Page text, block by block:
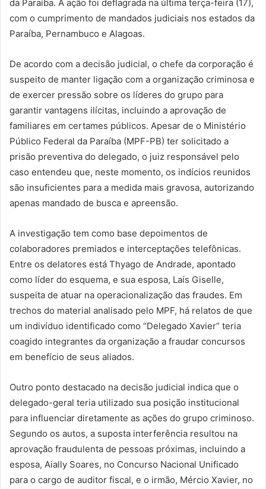
da Paraíba. A ação foi deflagrada na última terça-feira (17),
com o cumprimento de mandados judiciais nos estados da
Paraíba, Pernambuco e Alagoas.
De acordo com a decisão judicial, o chefe da corporação é
suspeito de manter ligação com a organização criminosa e
de exercer pressão sobre os líderes do grupo para
garantir vantagens ilícitas, incluindo a aprovação de
familiares em certames públicos. Apesar de o Ministério
Público Federal da Paraíba (MPF-PB) ter solicitado a
prisão preventiva do delegado, o juiz responsável pelo
caso entendeu que, neste momento, os indícios reunidos
são insuficientes para a medida mais gravosa, autorizando
apenas mandado de busca e apreensão.
A investigação tem como base depoimentos de
colaboradores premiados e interceptações telefônicas.
Entre os delatores está Thyago de Andrade, apontado
como líder do esquema, e sua esposa, Laís Giselle,
suspeita de atuar na operacionalização das fraudes. Em
trechos do material analisado pelo MPF, há relatos de que
um indivíduo identificado como “Delegado Xavier” teria
coagido integrantes da organização a fraudar concursos
em benefício de seus aliados.
Outro ponto destacado na decisão judicial indica que o
delegado-geral teria utilizado sua posição institucional
para influenciar diretamente as ações do grupo criminoso.
Segundo os autos, a suposta interferência resultou na
aprovação fraudulenta de pessoas próximas, incluindo a
esposa, Aially Soares, no Concurso Nacional Unificado
para o cargo de auditor fiscal, e o irmão, Mércio Xavier, no